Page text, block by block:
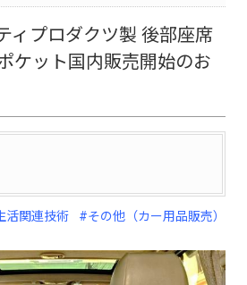
ィプロダクツ製 後部座席
ケット国内販売開始のお
活関連技術 #その他（カー用品販売）